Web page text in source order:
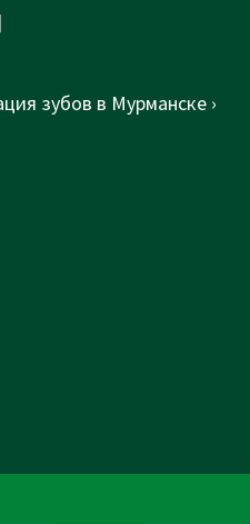
зубов в Мурманске ›